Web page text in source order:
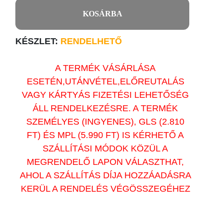
KOSÁRBA
KÉSZLET: RENDELHETŐ
A TERMÉK VÁSÁRLÁSA
ESETÉN,UTÁNVÉTEL,ELŐREUTALÁS
VAGY KÁRTYÁS FIZETÉSI LEHETŐSÉG
ÁLL RENDELKEZÉSRE. A TERMÉK
SZEMÉLYES (INGYENES), GLS (2.810
FT) ÉS MPL (5.990 FT) IS KÉRHETŐ A
SZÁLLÍTÁSI MÓDOK KÖZÜL A
MEGRENDELŐ LAPON VÁLASZTHAT,
AHOL A SZÁLLÍTÁS DÍJA HOZZÁADÁSRA
KERÜL A RENDELÉS VÉGÖSSZEGÉHEZ